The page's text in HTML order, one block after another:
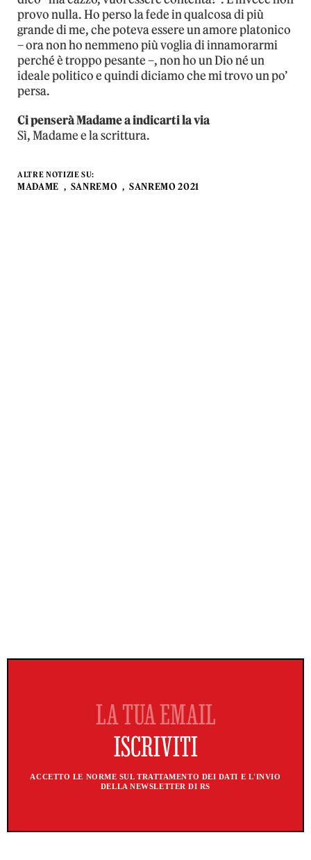
provo nulla. Ho perso la fede in qualcosa di più
grande di me, che poteva essere un amore platonico
– ora non ho nemmeno più voglia di innamorarmi
perché è troppo pesante –, non ho un Dio né un
ideale politico e quindi diciamo che mi trovo un po’
persa.
Ci penserà Madame a indicarti la via
Sì, Madame e la scrittura.
ALTRE NOTIZIE SU:
MADAME SANREMO SANREMO 2021
ACCETTO LE NORME SUL TRATTAMENTO DEI DATI E L'INVIO
DELLA NEWSLETTER DI RS